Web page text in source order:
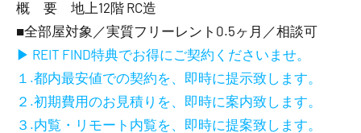
概 要 地上12階 RC造
■全部屋対象／実質フリーレント0.5ヶ月／相談可
▶ REIT FIND特典でお得にご契約くださいませ。
１.都内最安値での契約を、即時に提示致します。
２.初期費用のお見積りを、即時に案内致します。
３.内覧・リモート内覧を、即時に提案致します。